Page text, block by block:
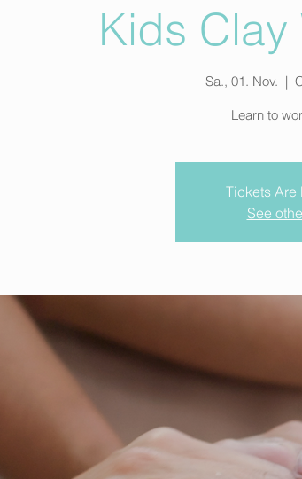
Kids
Sa., 01. Nov.
  |
Learn to
Tickets Are
See